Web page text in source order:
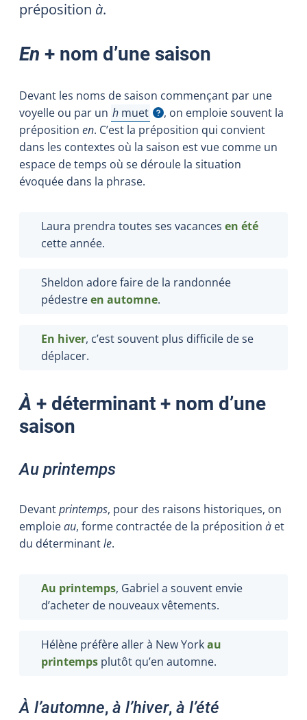
préposition à.
En + nom d’une saison
Devant les noms de saison commençant par une
voyelle ou par un h muet
Afficher l'infobulle, on emploie souvent la
préposition en. C’est la préposition qui convient
dans les contextes où la saison est vue comme un
espace de temps où se déroule la situation
évoquée dans la phrase.
Laura prendra toutes ses vacances en été
cette année.
Sheldon adore faire de la randonnée
pédestreen automne.
En hiver, c’est souvent plus difficile de se
déplacer.
À + déterminant + nom d’une
saison
Au printemps
Devantprintemps, pour des raisons historiques, on
emploieau, forme contractée de la préposition à et
du déterminantle.
Au printemps, Gabriel a souvent envie
d’acheter de nouveaux vêtements.
Hélène préfère aller à New Yorkau
printemps plutôt qu’en automne.
À l’automne, à l’hiver, à l’été